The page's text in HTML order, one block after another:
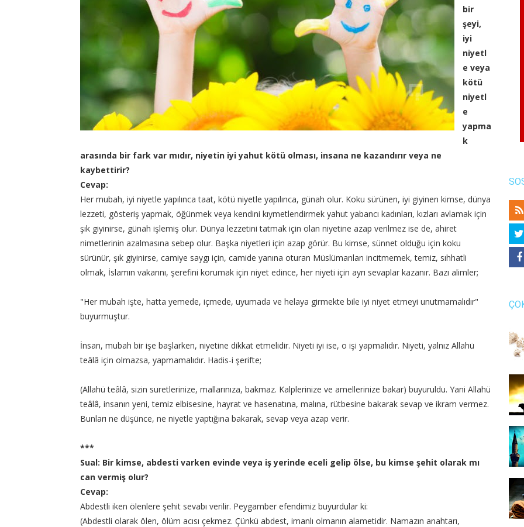
bir
şeyi,
iyi
niyetl
e veya
kötü
niyetl
e
yapma
k
arasında bir fark var mıdır, niyetin iyi yahut kötü olması, insana ne kazandırır veya ne
kaybettirir?
Cevap:
Her mubah, iyi niyetle yapılınca taat, kötü niyetle yapılınca, günah olur. Koku sürünen, iyi giyinen kimse, dünya
lezzeti, gösteriş yapmak, öğünmek veya kendini kıymetlendirmek yahut yabancı kadınları, kızları avlamak için
şık giyinirse, günah işlemiş olur. Dünya lezzetini tatmak için olan niyetine azap verilmez ise de, ahiret
nimetlerinin azalmasına sebep olur. Başka niyetleri için azap görür. Bu kimse, sünnet olduğu için koku
sürünür, şık giyinirse, camiye saygı için, camide yanına oturan Müslümanları incitmemek, temiz, sıhhatli
olmak, İslamın vakarını, şerefini korumak için niyet edince, her niyeti için ayrı sevaplar kazanır. Bazı alimler;
"Her mubah işte, hatta yemede, içmede, uyumada ve helaya girmekte bile iyi niyet etmeyi unutmamalıdır"
buyurmuştur.
İnsan, mubah bir işe başlarken, niyetine dikkat etmelidir. Niyeti iyi ise, o işi yapmalıdır. Niyeti, yalnız Allahü
teâlâ için olmazsa, yapmamalıdır. Hadis-i şerifte;
(Allahü teâlâ, sizin suretlerinize, mallarınıza, bakmaz. Kalplerinize ve amellerinize bakar) buyuruldu. Yani Allahü
teâlâ, insanın yeni, temiz elbisesine, hayrat ve hasenatına, malına, rütbesine bakarak sevap ve ikram vermez.
Bunları ne düşünce, ne niyetle yaptığına bakarak, sevap veya azap verir.
***
Sual: Bir kimse, abdesti varken evinde veya iş yerinde eceli gelip ölse, bu kimse şehit olarak mı
can vermiş olur?
Cevap:
Abdestli iken ölenlere şehit sevabı verilir. Peygamber efendimiz buyurdular ki:
(Abdestli olarak ölen, ölüm acısı çekmez. Çünkü abdest, imanlı olmanın alametidir. Namazın anahtarı,